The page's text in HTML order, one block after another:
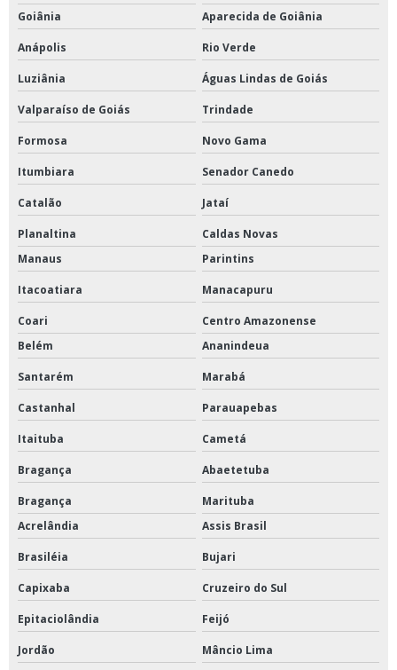
Goiânia
Aparecida de Goiânia
Anápolis Rio Verde
Luziânia Águas Lindas de Goiás
Valparaíso de Goiás Trindade
Formosa Novo Gama
Itumbiara Senador Canedo
Catalão Jataí
Planaltina
Caldas Novas
Manaus
Parintins
Itacoatiara Manacapuru
Coari
Centro Amazonense
Belém
Ananindeua
Santarém Marabá
Castanhal Parauapebas
Itaituba Cametá
Bragança Abaetetuba
Bragança
Marituba
Acrelândia
Assis Brasil
Brasiléia Bujari
Capixaba Cruzeiro do Sul
Epitaciolândia Feijó
Jordão Mâncio Lima